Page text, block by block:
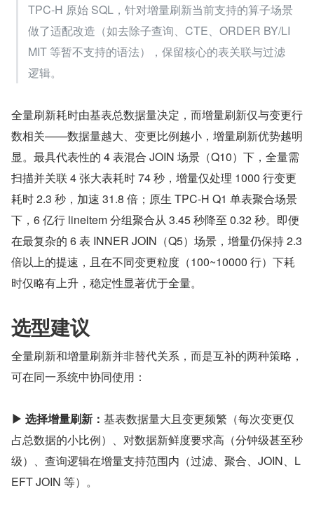
TPC-H 原始 SQL，针对增量刷新当前支持的算子场景
做了适配改造（如去除子查询、CTE、ORDER BY/LI
MIT 等暂不支持的语法），保留核心的表关联与过滤
逻辑。
全量刷新耗时由基表总数据量决定，而增量刷新仅与变更行
数相关——数据量越大、变更比例越小，增量刷新优势越明
显。最具代表性的 4 表混合 JOIN 场景（Q10）下，全量需
扫描并关联 4 张大表耗时 74 秒，增量仅处理 1000 行变更
耗时 2.3 秒，加速 31.8 倍；原生 TPC-H Q1 单表聚合场景
下，6 亿行 lineitem 分组聚合从 3.45 秒降至 0.32 秒。即便
在最复杂的 6 表 INNER JOIN（Q5）场景，增量仍保持 2.3
倍以上的提速，且在不同变更粒度（100~10000 行）下耗
时仅略有上升，稳定性显著优于全量。
选型建议
全量刷新和增量刷新并非替代关系，而是互补的两种策略，
可在同一系统中协同使用：
▶︎ 选择增量刷新： 基表数据量大且变更频繁（每次变更仅
占总数据的小比例）、对数据新鲜度要求高（分钟级甚至秒
级）、查询逻辑在增量支持范围内（过滤、聚合、JOIN、L
EFT JOIN 等）。